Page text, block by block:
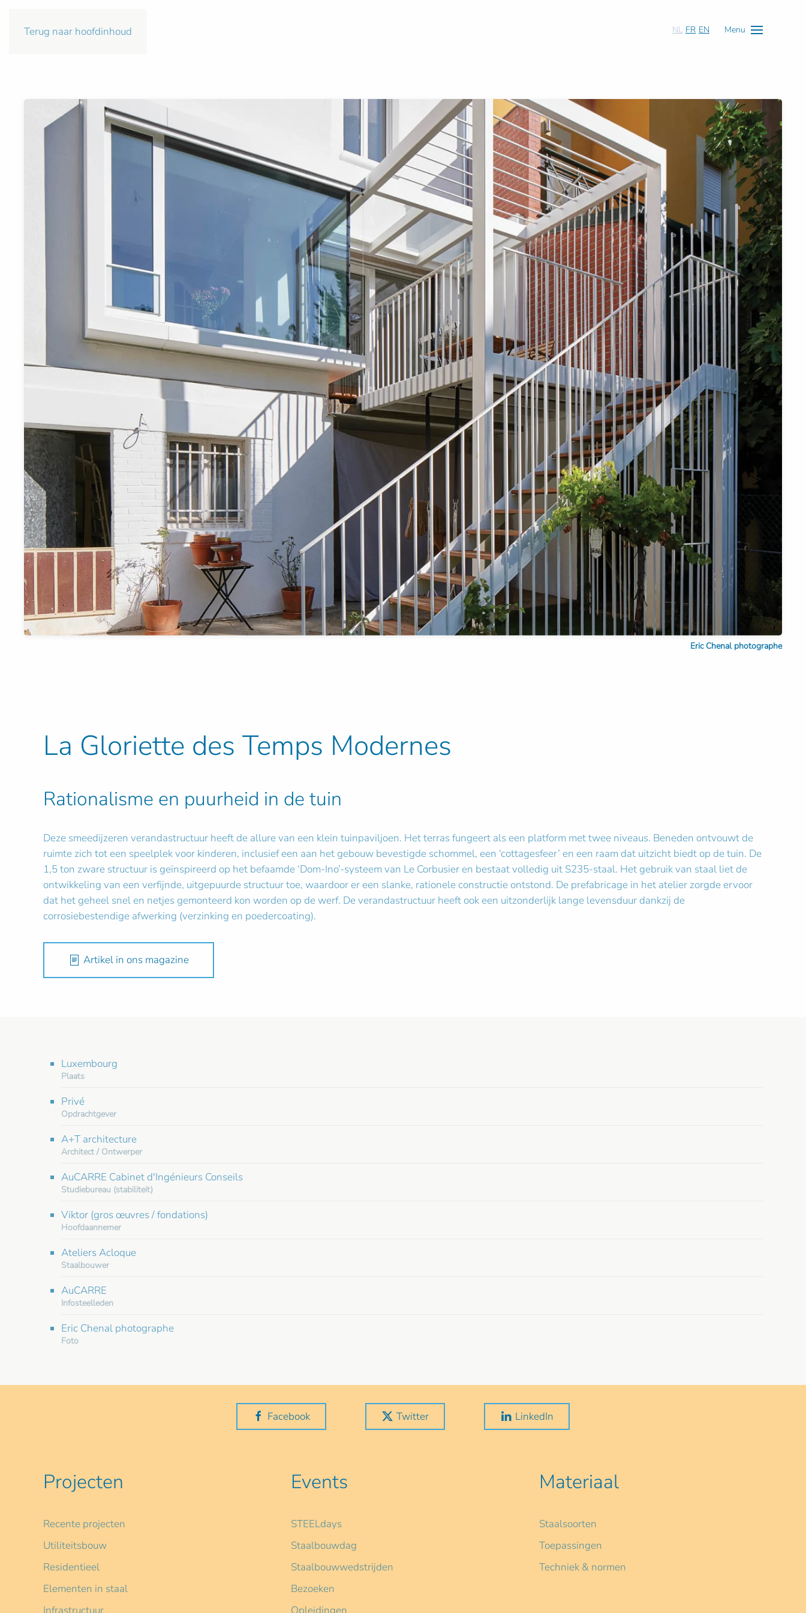
Terug naar hoofdinhoud NL FR EN Menu
Eric Chenal photographe
La Gloriette des Temps Modernes
Rationalisme en puurheid in de tuin
Deze smeedijzeren verandastructuur heeft de allure van een klein tuinpaviljoen. Het terras fungeert als een platform met twee niveaus. Beneden ontvouwt de
ruimte zich tot een speelplek voor kinderen, inclusief een aan het gebouw bevestigde schommel, een ‘cottagesfeer’ en een raam dat uitzicht biedt op de tuin. De
1,5 ton zware structuur is geïnspireerd op het befaamde ‘Dom-Ino’-systeem van Le Corbusier en bestaat volledig uit S235-staal. Het gebruik van staal liet de
ontwikkeling van een verfijnde, uitgepuurde structuur toe, waardoor er een slanke, rationele constructie ontstond. De prefabricage in het atelier zorgde ervoor
dat het geheel snel en netjes gemonteerd kon worden op de werf. De verandastructuur heeft ook een uitzonderlijk lange levensduur dankzij de
corrosiebestendige afwerking (verzinking en poedercoating).
Artikel in ons magazine
Luxembourg
Plaats
Privé
Opdrachtgever
A+T architecture
Architect / Ontwerper
AuCARRE Cabinet d'Ingénieurs Conseils
Studiebureau (stabiliteit)
Viktor (gros œuvres / fondations)
Hoofdaannemer
Ateliers Acloque
Staalbouwer
AuCARRE
Infosteelleden
Eric Chenal photographe
Foto
Facebook Twitter LinkedIn
Projecten
Recente projecten
Utiliteitsbouw
Residentieel
Elementen in staal
Infrastructuur
Events
STEELdays
Staalbouwdag
Staalbouwwedstrijden
Bezoeken
Opleidingen
Materiaal
Staalsoorten
Toepassingen
Techniek & normen